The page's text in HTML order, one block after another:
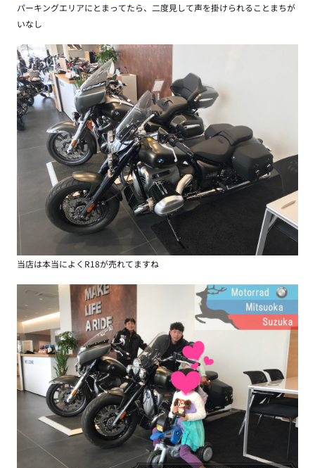
パーキングエリアにとまってたら、二度見して声を掛けられることまちが
いなし
当店は本当によくR18が売れてますね